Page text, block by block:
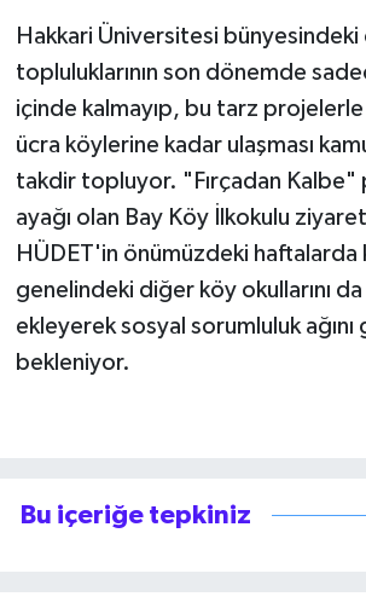
Hakkari Üniversitesi
topluluklarının son dönemde
içinde kalmayıp, bu tarz
ücra köylerine kadar ulaşması
takdir topluyor. "Fırçadan Kalbe"
ayağı olan Bay Köy İlkokulu
HÜDET'in önümüzdeki haftalarda
genelindeki diğer köy okullarını da
ekleyerek sosyal sorumluluk
bekleniyor.
Bu içeriğe tepkiniz